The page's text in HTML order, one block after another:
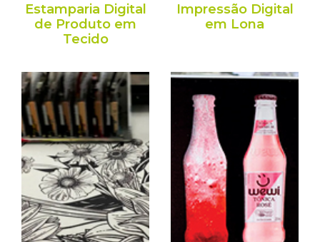
Estamparia Digital
de Produto em
Tecido
Impressão Digital
em Lona